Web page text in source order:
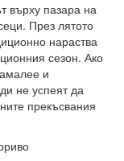
върху пазара на
През лятото
нараства
сезон. Ако
и
не успеят да
прекъсвания